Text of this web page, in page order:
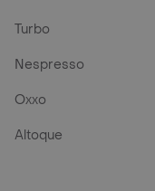
Turbo
Nespresso
Oxxo
Altoque